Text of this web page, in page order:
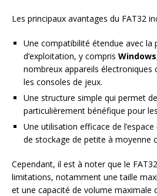
Les principaux avantages du FAT32
Une compatibilité étendue avec la
d’exploitation, y compris Windows
nombreux appareils électroniques
les consoles de jeux.
Une structure simple qui permet
particulièrement bénéfique pour
Une utilisation efficace de
de stockage de petite à moyenne
Cependant, il est à noter que le
limitations, notamment une taille
et une capacité de volume maximale